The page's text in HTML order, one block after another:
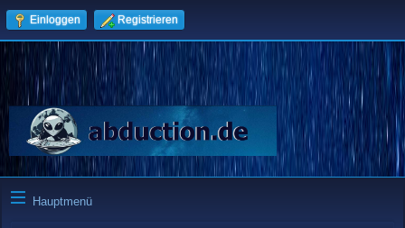
Einloggen Registrieren
Hauptmenü